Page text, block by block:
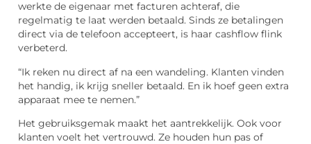
werkte de eigenaar met facturen achteraf, die
regelmatig te laat werden betaald. Sinds ze betalingen
direct via de telefoon accepteert, is haar cashflow flink
verbeterd.
“Ik reken nu direct af na een wandeling. Klanten vinden
het handig, ik krijg sneller betaald. En ik hoef geen extra
apparaat mee te nemen.”
Het gebruiksgemak maakt het aantrekkelijk. Ook voor
klanten voelt het vertrouwd. Ze houden hun pas of